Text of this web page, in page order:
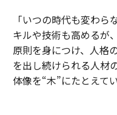
「いつの時代も変わ
キルや技術も高めるが
原則を身につけ、人格
を出し続けられる人材
体像を“木”にたとえて